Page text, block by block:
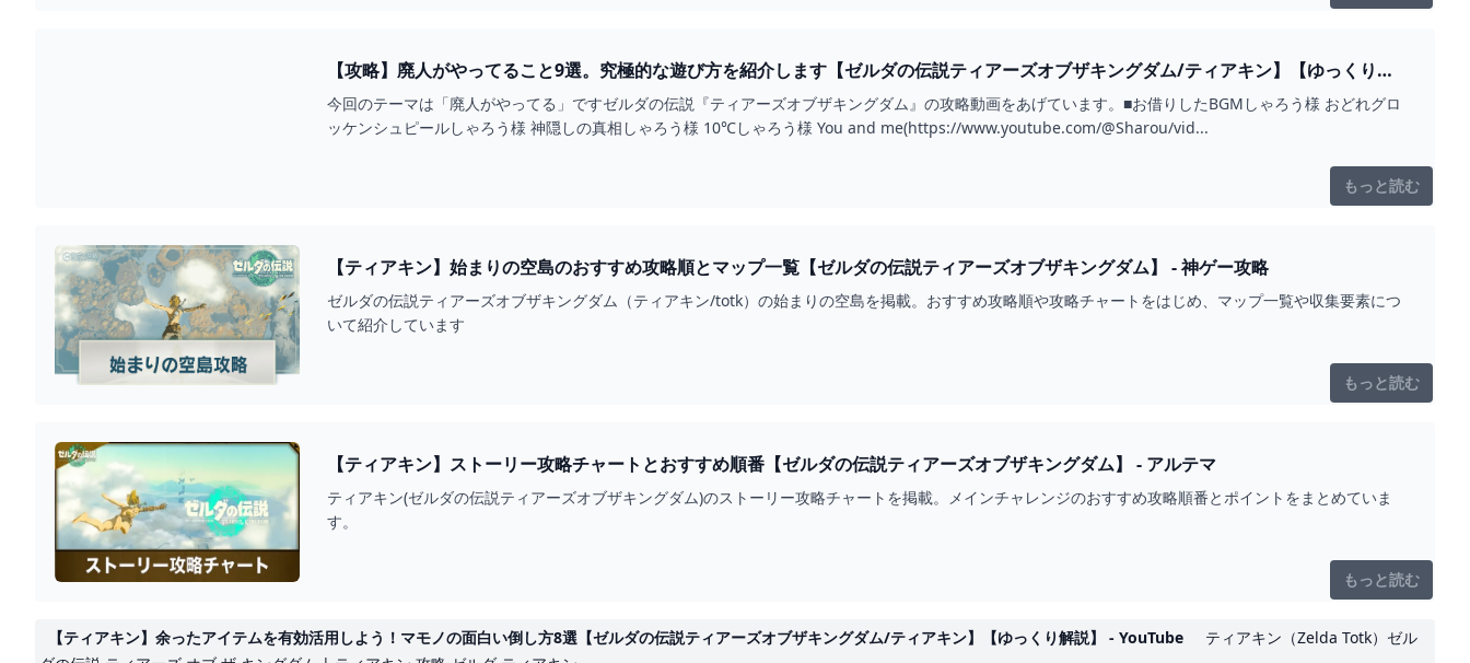
【攻略】廃人がやってること9選。究極的な遊び方を紹介します【ゼルダの伝説ティアーズオブザキングダム/ティアキン】【ゆっくり解
説】 - YOUTUBE
今回のテーマは「廃人がやってる」ですゼルダの伝説『ティアーズオブザキングダム』の攻略動画をあげています。■お借りしたBGMしゃろう様 おどれグロ
ッケンシュピールしゃろう様 神隠しの真相しゃろう様 10℃しゃろう様 You and me(https://www.youtube.com/@Sharou/vid...
もっと読む
【ティアキン】始まりの空島のおすすめ攻略順とマップ一覧【ゼルダの伝説ティアーズオブザキングダム】 - 神ゲー攻略
ゼルダの伝説ティアーズオブザキングダム（ティアキン/totk）の始まりの空島を掲載。おすすめ攻略順や攻略チャートをはじめ、マップ一覧や収集要素につ
いて紹介しています
もっと読む
【ティアキン】ストーリー攻略チャートとおすすめ順番【ゼルダの伝説ティアーズオブザキングダム】 - アルテマ
ティアキン(ゼルダの伝説ティアーズオブザキングダム)のストーリー攻略チャートを掲載。メインチャレンジのおすすめ攻略順番とポイントをまとめていま
す。
もっと読む
【ティアキン】余ったアイテムを有効活用しよう！マモノの面白い倒し方8選【ゼルダの伝説ティアーズオブザキングダム/ティアキン】【ゆっくり解説】 - YouTube
ティアキン（Zelda Totk）ゼル